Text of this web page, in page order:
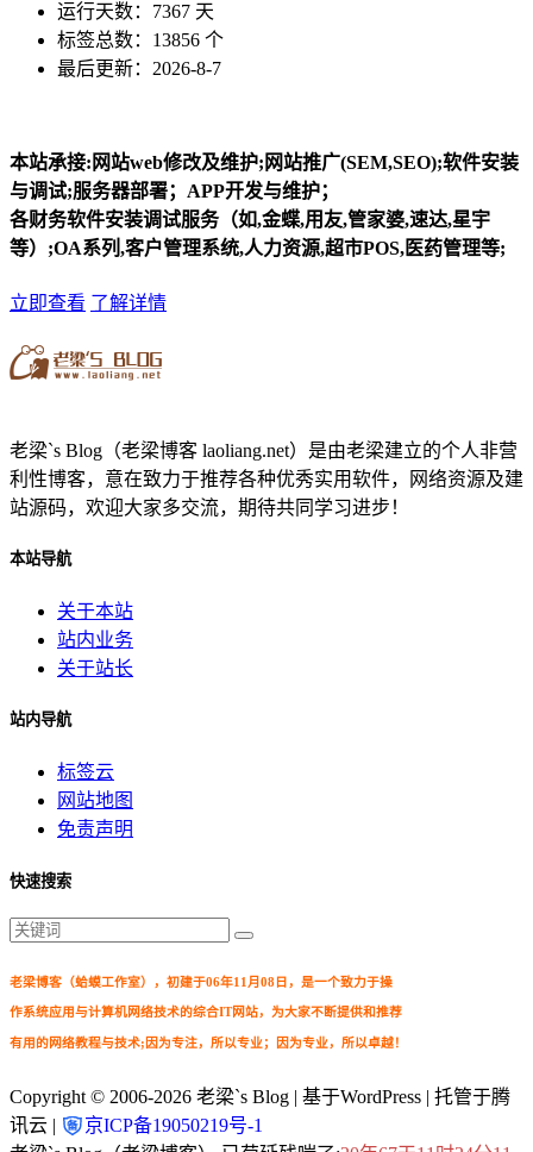
运行天数：7367 天
标签总数：13856 个
最后更新：2026-8-7
本站承接:网站web修改及维护;网站推广(SEM,SEO);软件安装
与调试;服务器部署；APP开发与维护；
各财务软件安装调试服务（如,金蝶,用友,管家婆,速达,星宇
等）;OA系列,客户管理系统,人力资源,超市POS,医药管理等;
立即查看 了解详情
老梁`s Blog（老梁博客 laoliang.net）是由老梁建立的个人非营
利性博客，意在致力于推荐各种优秀实用软件，网络资源及建
站源码，欢迎大家多交流，期待共同学习进步！
本站导航
关于本站
站内业务
关于站长
站内导航
标签云
网站地图
免责声明
快速搜索
老梁博客（蛤蟆工作室），初建于06年11月08日，是一个致力于操
作系统应用与计算机网络技术的综合IT网站，为大家不断提供和推荐
有用的网络教程与技术;因为专注，所以专业；因为专业，所以卓越！
Copyright © 2006-2026 老梁`s Blog | 基于WordPress | 托管于腾
讯云 |
京ICP备19050219号-1